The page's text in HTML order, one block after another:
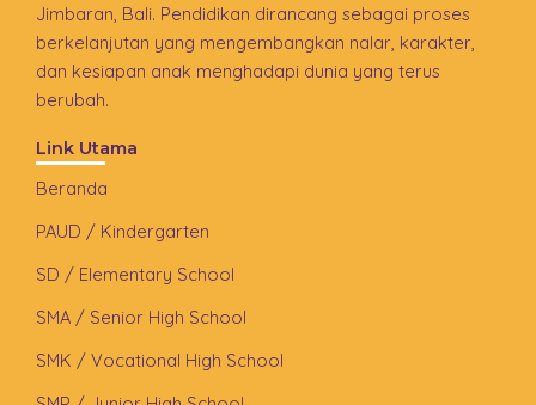
Jimbaran, Bali. Pendidikan dirancang sebagai proses
berkelanjutan yang mengembangkan nalar, karakter,
dan kesiapan anak menghadapi dunia yang terus
berubah.
Link Utama
Beranda
PAUD / Kindergarten
SD / Elementary School
SMA / Senior High School
SMK / Vocational High School